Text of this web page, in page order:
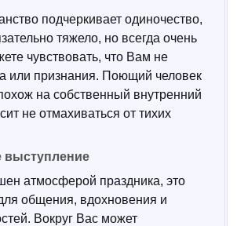
подчеркивает одиночество,
тяжело, но всегда очень
чувствовать, что Вам не
или признания. Поющий человек
на собственный внутренний
не отмахиваться от тихих
выступление
атмосферой праздника, это
общения, вдохновения и
Вокруг Вас может